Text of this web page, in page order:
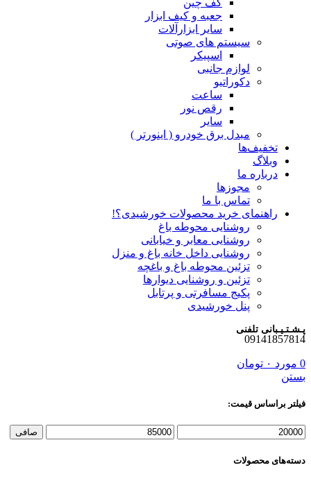
کف چین
جعبه و کیف ابزار
سایر ابزارآلات
سیستم های صوتی
اسپیکر
لوازم جانبی
دکوراتیو
ساعت
رقص نور
سایر
مبدل برق خودرو ( اینورتر )
تخفیف‌ها
وبلاگ
درباره ما
مجوزها
تماس با ما
راهنمای خرید محصولات خورشیدی؟!
روشنایی محوطه باغ
روشنایی معابر و خیابانی
روشنایی داخل خانه باغ و منزل
تزئین محوطه باغ و باغچه
تزئین و روشنایی دیوارها
پکیج مسافرتی و پرتابل
پنل خورشیدی
پـشـتـیـبانی تلفنی
09141857814
0 مورد ۰ تومان
بستن
فیلتر براساس قیمت:
حداقل
حداكثر
صافی
دسته‌های محصولات